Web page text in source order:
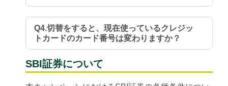
Q4.切替をすると、現在使っているクレジッ
トカードのカード番号は変わりますか？
SBI証券について